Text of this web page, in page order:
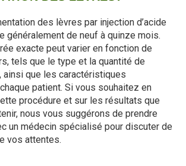
des lèvres par injection d’acide
généralement de neuf à quinze mois.
exacte peut varier en fonction de
tels que le type et la quantité de
que les caractéristiques
patient. Si vous souhaitez en
procédure et sur les résultats que
nous vous suggérons de prendre
un médecin spécialisé pour discuter de
vos attentes.